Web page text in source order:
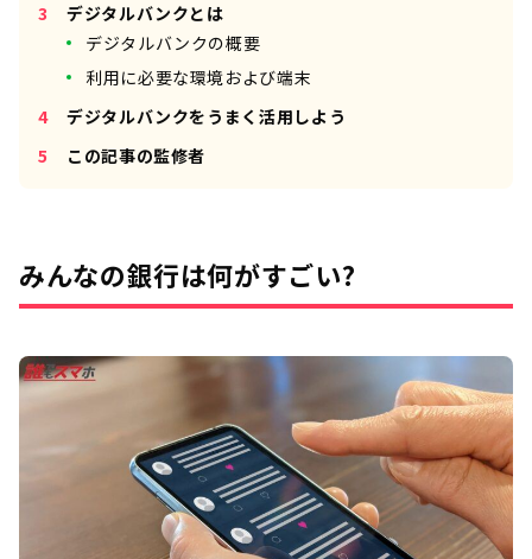
デジタルバンクとは
デジタルバンクの概要
利用に必要な環境および端末
デジタルバンクをうまく活用しよう
この記事の監修者
みんなの銀行は何がすごい?